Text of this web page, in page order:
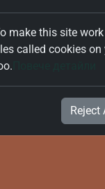
make this site
called cookies
Reject